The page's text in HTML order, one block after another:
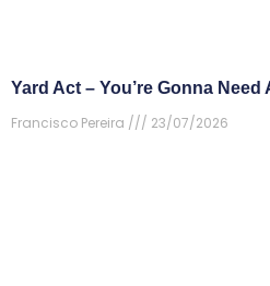
Yard Act – You’re Gonna Need
Francisco Pereira
23/07/2026